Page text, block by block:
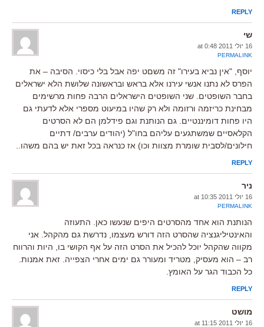
REPLY
שי
16 יולי 2011 at 0:48
PERMALINK
יוסף, "אין נביא בעירו" זה משםט יפה אבל בלי כיסוי. הסיבה – את
הפרס לא נתנו אנשי עירנו אלא בראש ובראשונה שלושת הלא ישראלים
בחבר השופטים. שני השופטים הישראלים הרבה פחות מרשימים
מבחינת כריזמה ורזומה ולא רק שהיו במיעוט מספרי אלא לדעתי גם
היו פחות דומיננטיים. גם הנותנת וגם פידלמן הם לא הסרטים
הקלאסיים שמשתגעים עליהם בחו"ל (יהודים ערבים/ דתיים
חילונים/לסבית שומרת מצוות וכו) אז כנראה בכל זאת יש בהם משהו..
REPLY
ניר
16 יולי 2011 at 10:35
PERMALINK
הנותנת הוא אחד מהסרטים היפים שנעשו כאן. התעוזה
והאינטיליגנציה שהסרט הזה דורש מעצמו, נדרשת גם מהקהל. אני
מקווה שהקהל יוכל להכיל את הסרט הזה על אף הקושי בו, היות והרווח
רב – הוא מעסיק, מטריד ומעורר גם ימים אחרי הצפייה. זאת אמנות.
כל הכבוד הגר על האומץ.
REPLY
מושט
16 יולי 2011 at 11:15